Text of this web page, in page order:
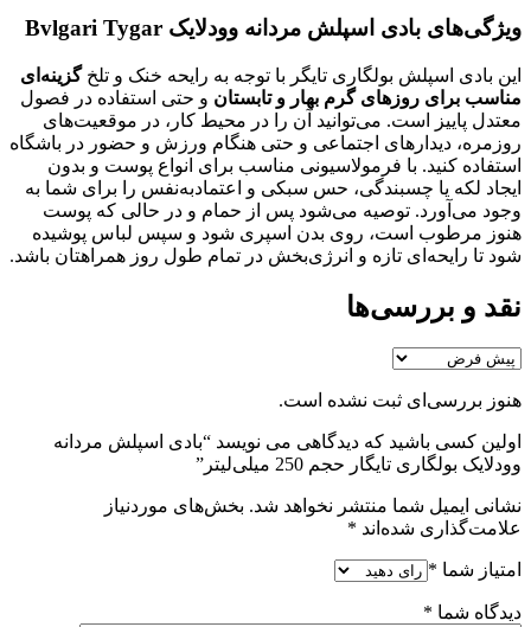
ویژگی‌های بادی اسپلش مردانه وودلایک Bvlgari Tygar
این بادی اسپلش بولگاری تایگر با توجه به رایحه خنک و تلخگزینه‌ای
مناسب برای روزهای گرم بهار و تابستان و حتی استفاده در فصول
معتدل پاییز است. می‌توانید آن را در محیط کار، در موقعیت‌های
روزمره، دیدارهای اجتماعی و حتی هنگام ورزش و حضور در باشگاه
استفاده کنید. با فرمولاسیونی مناسب برای انواع پوست و بدون
ایجاد لکه یا چسبندگی، حس سبکی و اعتمادبه‌نفس را برای شما به
وجود می‌آورد. توصیه می‌شود پس از حمام و در حالی که پوست
هنوز مرطوب است، روی بدن اسپری شود و سپس لباس پوشیده
شود تا رایحه‌ای تازه و انرژی‌بخش در تمام طول روز همراهتان باشد.
نقد و بررسی‌ها
هنوز بررسی‌ای ثبت نشده است.
اولین کسی باشید که دیدگاهی می نویسد “بادی اسپلش مردانه
وودلایک بولگاری تایگار حجم 250 میلی‌‌لیتر”
نشانی ایمیل شما منتشر نخواهد شد. بخش‌های موردنیاز
علامت‌گذاری شده‌اند *
امتیاز شما *
دیدگاه شما *